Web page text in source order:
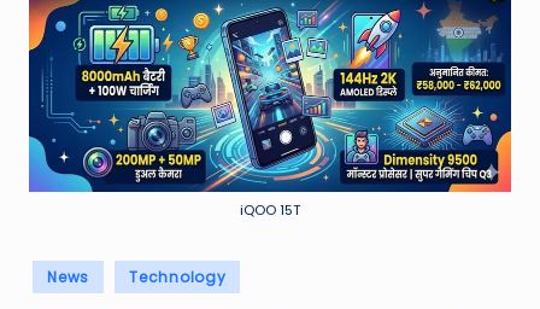
e
a
h
er
T
e
iQOO 15T
Posted
in
News Technology